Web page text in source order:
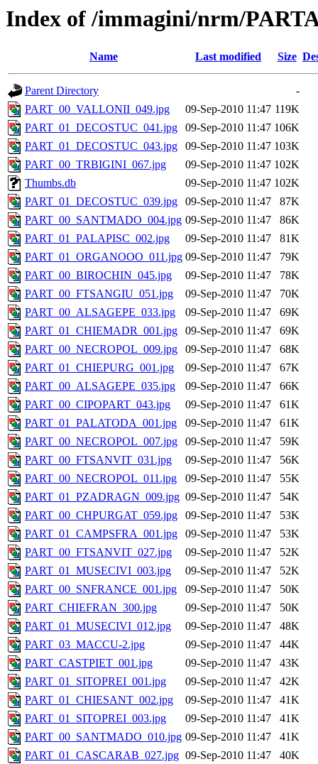
Index of /immagini/nrm/
Name Last modified Size
Parent Directory
-
PART_00_VALLONII_049.jpg
09-Sep-2010 11:47 119K
PART_01_DECOSTUC_041.jpg
09-Sep-2010 11:47 106K
PART_01_DECOSTUC_043.jpg
09-Sep-2010 11:47 103K
PART_00_TRBIGINI_067.jpg
09-Sep-2010 11:47 102K
Thumbs.db
09-Sep-2010 11:47 102K
PART_01_DECOSTUC_039.jpg
09-Sep-2010 11:47
87K
PART_00_SANTMADO_004.jpg 09-Sep-2010 11:47
86K
PART_01_PALAPISC_002.jpg
09-Sep-2010 11:47
81K
PART_01_ORGANOOO_011.jpg 09-Sep-2010 11:47
79K
PART_00_BIROCHIN_045.jpg
09-Sep-2010 11:47
78K
PART_00_FTSANGIU_051.jpg
09-Sep-2010 11:47
70K
PART_00_ALSAGEPE_033.jpg
09-Sep-2010 11:47
69K
PART_01_CHIEMADR_001.jpg
09-Sep-2010 11:47
69K
PART_00_NECROPOL_009.jpg
09-Sep-2010 11:47
68K
PART_01_CHIEPURG_001.jpg
09-Sep-2010 11:47
67K
PART_00_ALSAGEPE_035.jpg
09-Sep-2010 11:47
66K
PART_00_CIPOPART_043.jpg
09-Sep-2010 11:47
61K
PART_01_PALATODA_001.jpg
09-Sep-2010 11:47
61K
PART_00_NECROPOL_007.jpg
09-Sep-2010 11:47
59K
PART_00_FTSANVIT_031.jpg
09-Sep-2010 11:47
56K
PART_00_NECROPOL_011.jpg
09-Sep-2010 11:47
55K
PART_01_PZADRAGN_009.jpg 09-Sep-2010 11:47
54K
PART_00_CHPURGAT_059.jpg
09-Sep-2010 11:47
53K
PART_01_CAMPSFRA_001.jpg
09-Sep-2010 11:47
53K
PART_00_FTSANVIT_027.jpg
09-Sep-2010 11:47
52K
PART_01_MUSECIVI_003.jpg
09-Sep-2010 11:47
52K
PART_00_SNFRANCE_001.jpg
09-Sep-2010 11:47
50K
PART_CHIEFRAN_300.jpg
09-Sep-2010 11:47
50K
PART_01_MUSECIVI_012.jpg
09-Sep-2010 11:47
48K
PART_03_MACCU-2.jpg
09-Sep-2010 11:47
44K
PART_CASTPIET_001.jpg
09-Sep-2010 11:47
43K
PART_01_SITOPREI_001.jpg
09-Sep-2010 11:47
42K
PART_01_CHIESANT_002.jpg
09-Sep-2010 11:47
41K
PART_01_SITOPREI_003.jpg
09-Sep-2010 11:47
41K
PART_00_SANTMADO_010.jpg 09-Sep-2010 11:47
41K
PART_01_CASCARAB_027.jpg 09-Sep-2010 11:47
40K